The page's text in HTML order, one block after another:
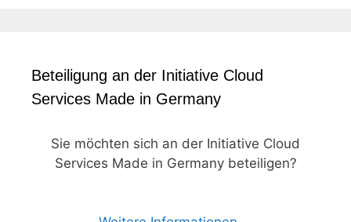
Beteiligung an der Initiative Cloud
Services Made in Germany
Sie möchten sich an der Initiative Cloud
Services Made in Germany beteiligen?